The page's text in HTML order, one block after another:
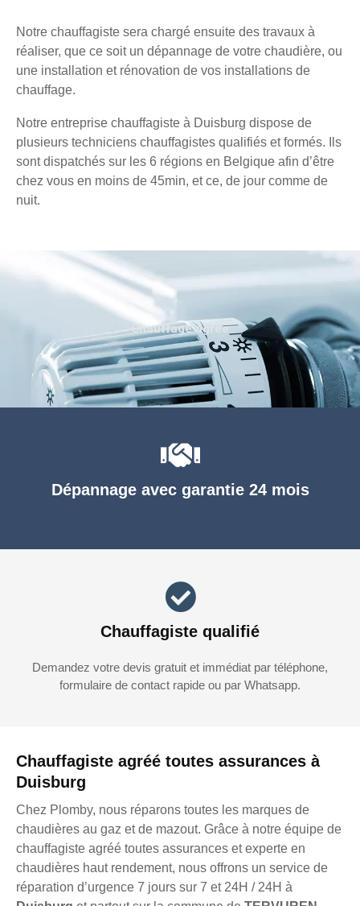
Notre chauffagiste sera chargé ensuite des travaux à
réaliser, que ce soit un dépannage de votre chaudière, ou
une installation et rénovation de vos installations de
chauffage.
Notre entreprise chauffagiste à Duisburg dispose de
plusieurs techniciens chauffagistes qualifiés et formés. Ils
sont dispatchés sur les 6 régions en Belgique afin d’être
chez vous en moins de 45min, et ce, de jour comme de
nuit.
Chauffagiste agréé toutes assurances à
Duisburg
Chez Plomby, nous réparons toutes les marques de
chaudières au gaz et de mazout. Grâce à notre équipe de
chauffagiste agréé toutes assurances et experte en
chaudières haut rendement, nous offrons un service de
réparation d’urgence 7 jours sur 7 et 24H / 24H à
Dépannage avec garantie 24 mois
Chauffagiste qualifié
Demandez votre devis gratuit et immédiat par téléphone,
formulaire de contact rapide ou par Whatsapp.
Chauffage agréé